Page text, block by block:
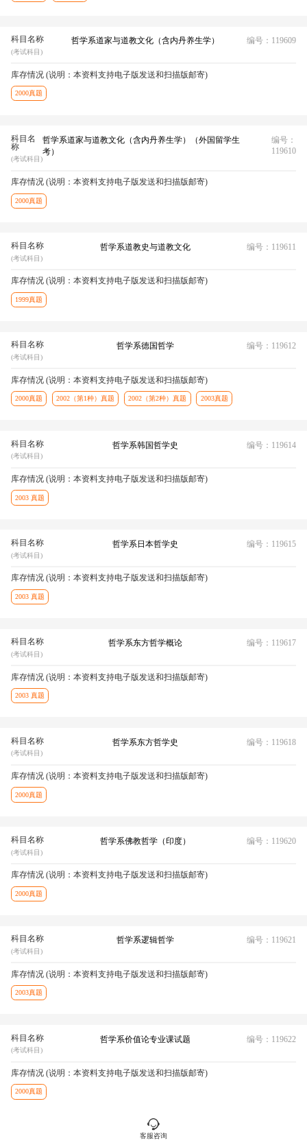
科目名称
(考试科目)
哲学系道家与道教文化（含内丹养生学） 编号：119609
库存情况 (说明：本资料支持电子版发送和扫描版邮寄)
2000真题
科目名
称
(考试科目)
哲学系道家与道教文化（含内丹养生学）（外国留学生
考）
编号：
119610
库存情况 (说明：本资料支持电子版发送和扫描版邮寄)
2000真题
科目名称
(考试科目)
哲学系道教史与道教文化 编号：119611
库存情况 (说明：本资料支持电子版发送和扫描版邮寄)
1999真题
科目名称
(考试科目)
哲学系德国哲学 编号：119612
库存情况 (说明：本资料支持电子版发送和扫描版邮寄)
2000真题 2002（第1种）真题 2002（第2种）真题 2003真题
科目名称
(考试科目)
哲学系韩国哲学史 编号：119614
库存情况 (说明：本资料支持电子版发送和扫描版邮寄)
2003 真题
科目名称
(考试科目)
哲学系日本哲学史 编号：119615
库存情况 (说明：本资料支持电子版发送和扫描版邮寄)
2003 真题
科目名称
(考试科目)
哲学系东方哲学概论 编号：119617
库存情况 (说明：本资料支持电子版发送和扫描版邮寄)
2003 真题
科目名称
(考试科目)
哲学系东方哲学史 编号：119618
库存情况 (说明：本资料支持电子版发送和扫描版邮寄)
2000真题
科目名称
(考试科目)
哲学系佛教哲学（印度） 编号：119620
库存情况 (说明：本资料支持电子版发送和扫描版邮寄)
2000真题
科目名称
(考试科目)
哲学系逻辑哲学 编号：119621
库存情况 (说明：本资料支持电子版发送和扫描版邮寄)
2003真题
科目名称
(考试科目)
哲学系价值论专业课试题 编号：119622
库存情况 (说明：本资料支持电子版发送和扫描版邮寄)
2000真题
哲学系科学哲学
客服咨询